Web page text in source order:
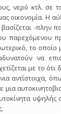
νερό κτλ. σε
οικονομία. Η
-πλην
παρεχόμενου
το
να
με το ότι
αντίστοιχα,
μια
υψηλής